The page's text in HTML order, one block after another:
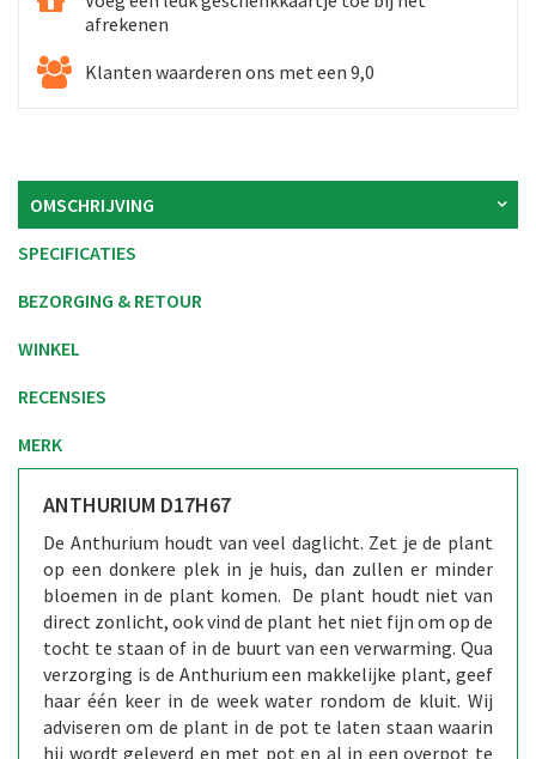
afrekenen
Klanten waarderen ons met een 9,0
OMSCHRIJVING
SPECIFICATIES
BEZORGING & RETOUR
WINKEL
RECENSIES
MERK
ANTHURIUM D17H67
De Anthurium houdt van veel daglicht. Zet je de plant
op een donkere plek in je huis, dan zullen er minder
bloemen in de plant komen. De plant houdt niet van
direct zonlicht, ook vind de plant het niet fijn om op de
tocht te staan of in de buurt van een verwarming. Qua
verzorging is de Anthurium een makkelijke plant, geef
haar één keer in de week water rondom de kluit. Wij
adviseren om de plant in de pot te laten staan waarin
hij wordt geleverd en met pot en al in een overpot te